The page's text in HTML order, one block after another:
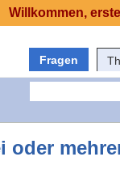
Fragen
oder
Willkommen,